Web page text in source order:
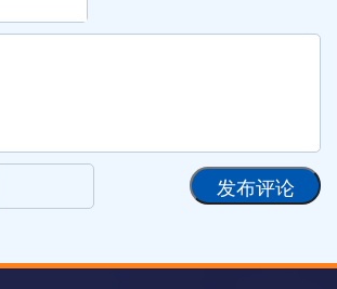
发布评论